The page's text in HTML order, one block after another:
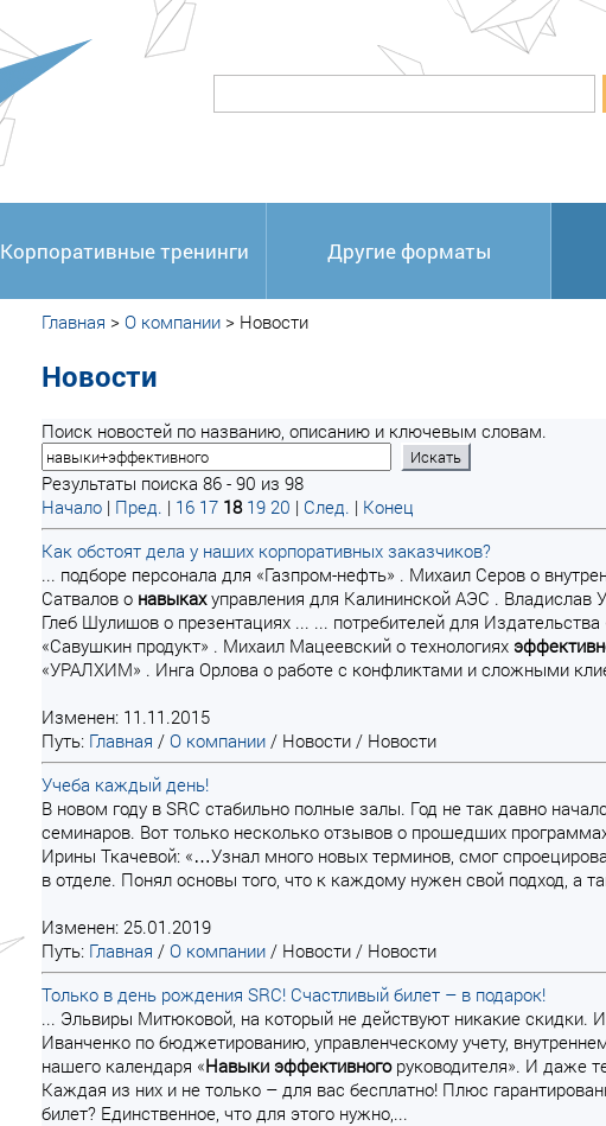
Корпоративные тренинги Другие форматы
Главная > О компании > Новости
Новости
Поиск новостей по названию, описанию и ключевым словам.
Результаты поиска 86 - 90 из 98
Начало | Пред. | 16 17 18 19 20 | След. | Конец
Как обстоят дела у наших корпоративных заказчиков?
... подборе персонала для «Газпром-нефть» . Михаил Серов о
Сатвалов о навыкахуправления для Калининской АЭС . Владислав
Глеб Шулишов о презентациях ... ... потребителей для
«Савушкин продукт» . Михаил Мацеевский о технологиях
«УРАЛХИМ» . Инга Орлова о работе с конфликтами и сложными
Изменен: 11.11.2015
Путь: Главная / О компании / Новости / Новости
Учеба каждый день!
В новом году в SRC стабильно полные залы. Год не так давно
семинаров. Вот только несколько отзывов о прошедших
Ирины Ткачевой: «…Узнал много новых терминов, смог
в отделе. Понял основы того, что к каждому нужен свой подход,
Изменен: 25.01.2019
Путь: Главная / О компании / Новости / Новости
Только в день рождения SRC! Счастливый билет – в подарок!
... Эльвиры Митюковой, на который не действуют никакие скидки.
Иванченко по бюджетированию, управленческому учету,
нашего календаря «Навыки эффективногоруководителя». И даже
Каждая из них и не только – для вас бесплатно! Плюс
билет? Единственное, что для этого нужно,...